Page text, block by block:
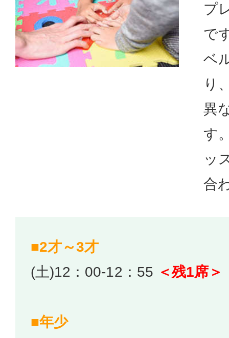
プ
で
ベ
り
異
す
ッ
合
■2才～3才
(土)12：00-12：55 ＜残1席＞
■年少